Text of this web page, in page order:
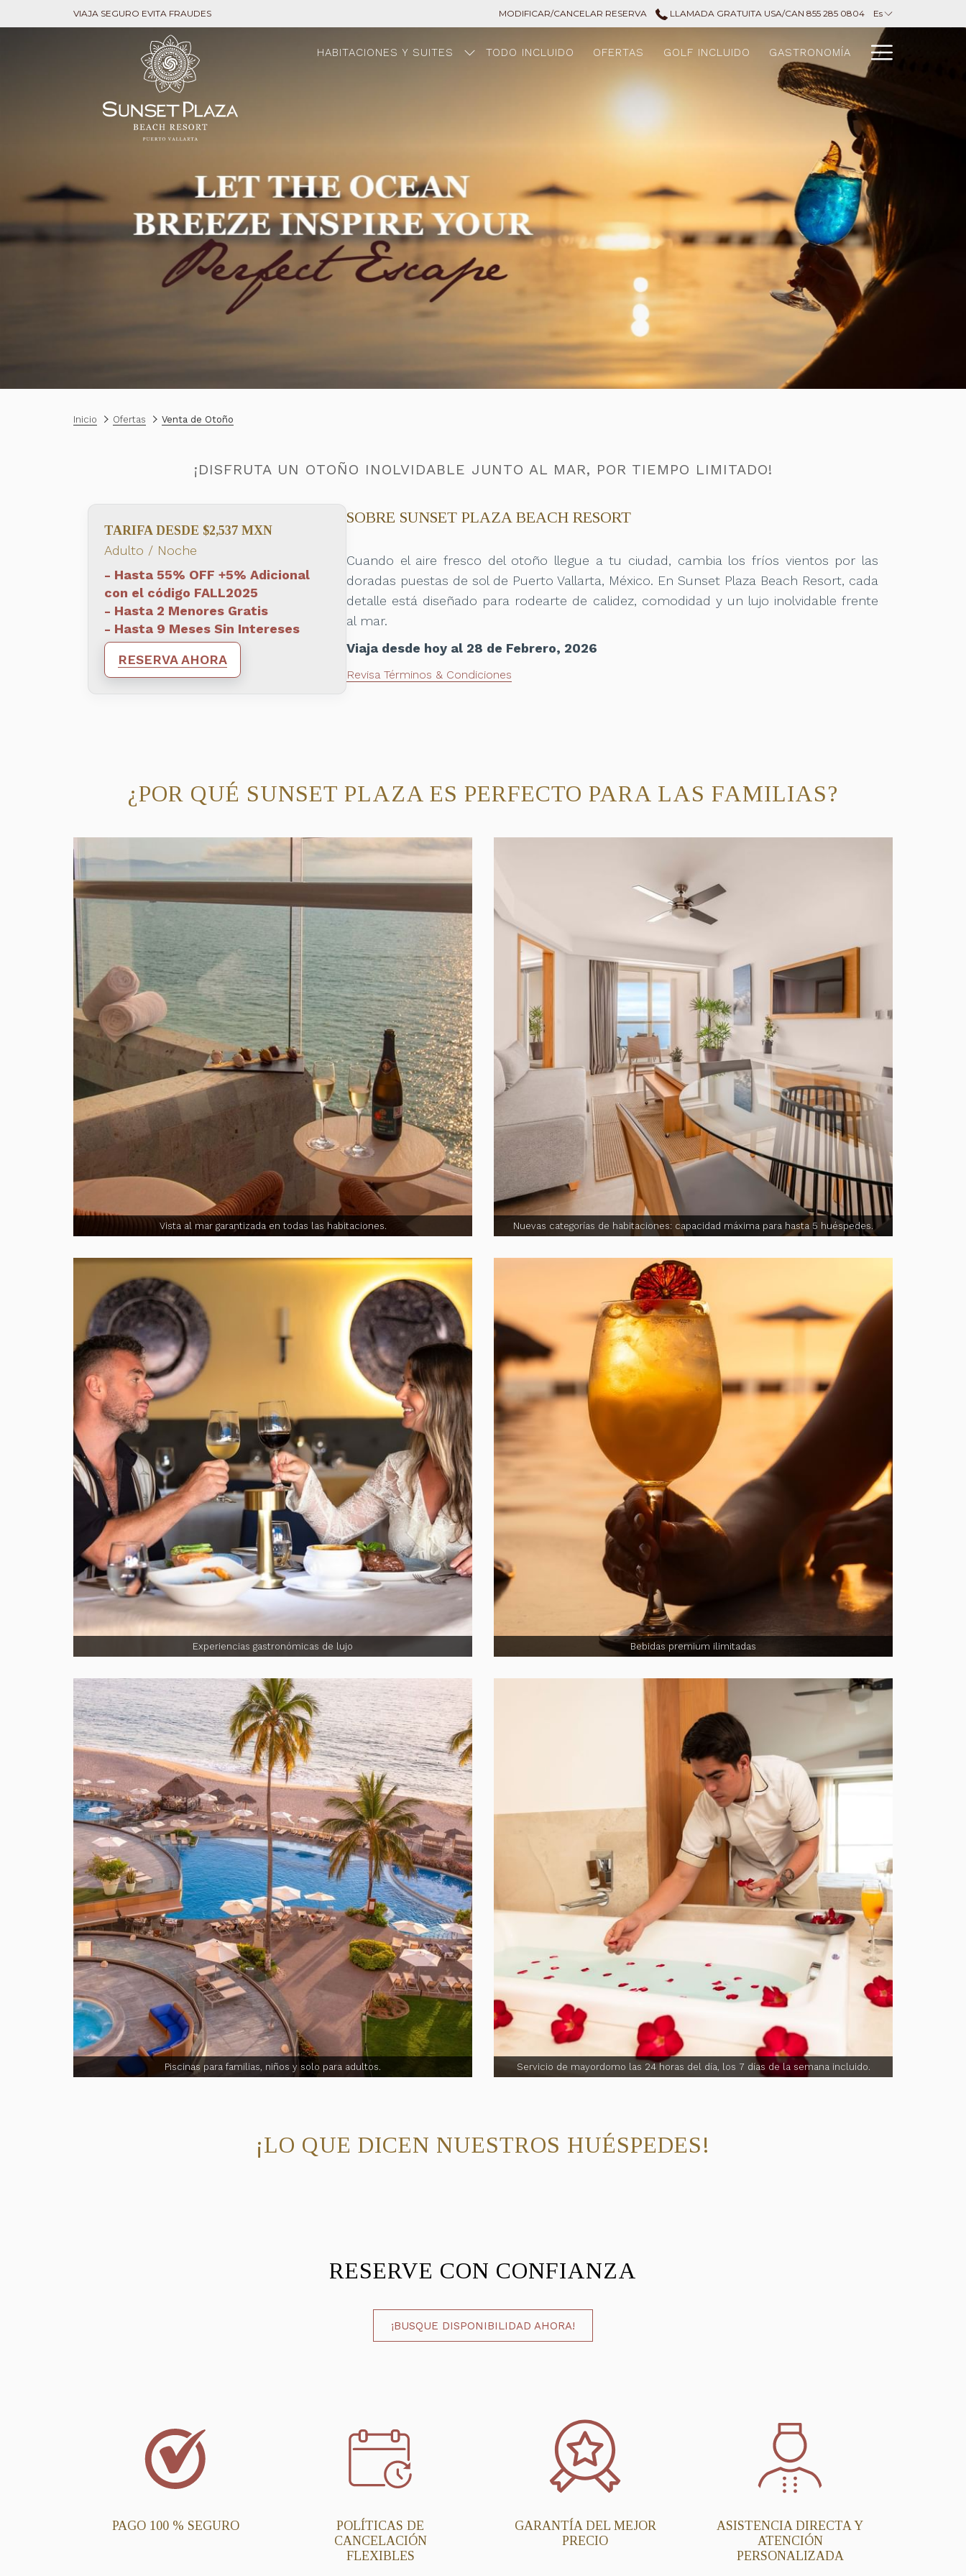
VIAJA SEGURO EVITA FRAUDES MODIFICAR/CANCELAR RESERVA LLAMADA GRATUITA USA/CAN 855 285 0804 Es
HABITACIONES Y SUITES TODO INCLUIDO OFERTAS GOLF INCLUIDO GASTRONOMÍA
Menu
Inicio Ofertas Venta de Otoño
¡DISFRUTA UN OTOÑO INOLVIDABLE JUNTO AL MAR, POR TIEMPO LIMITADO!
TARIFA DESDE $2,537 MXN
Adulto / Noche
- Hasta 55% OFF +5% Adicional
con el código FALL2025
- Hasta 2 Menores Gratis
- Hasta 9 Meses Sin Intereses
RESERVA AHORA
SOBRE SUNSET PLAZA BEACH RESORT
Cuando el aire fresco del otoño llegue a tu ciudad, cambia los fríos vientos por las
doradas puestas de sol de Puerto Vallarta, México. En Sunset Plaza Beach Resort, cada
detalle está diseñado para rodearte de calidez, comodidad y un lujo inolvidable frente
al mar.
Viaja desde hoy al 28 de Febrero, 2026
Revisa Términos & Condiciones
¿POR QUÉ SUNSET PLAZA ES PERFECTO PARA LAS FAMILIAS?
Vista al mar garantizada en todas las habitaciones. Nuevas categorías de habitaciones: capacidad máxima para hasta 5 huéspedes.
Experiencias gastronómicas de lujo Bebidas premium ilimitadas
Piscinas para familias, niños y solo para adultos. Servicio de mayordomo las 24 horas del día, los 7 días de la semana incluido.
¡LO QUE DICEN NUESTROS HUÉSPEDES!
RESERVE CON CONFIANZA
¡BUSQUE DISPONIBILIDAD AHORA!
PAGO 100 % SEGURO
POLÍTICAS DE
CANCELACIÓN
FLEXIBLES
GARANTÍA DEL MEJOR
PRECIO
ASISTENCIA DIRECTA Y
ATENCIÓN
PERSONALIZADA